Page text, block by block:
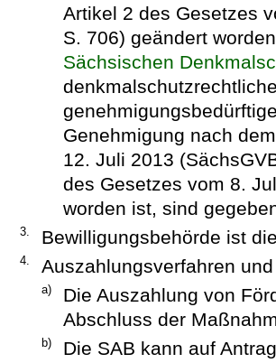
Artikel 2 des Gesetzes
S. 706) geändert
Sächsischen
Genehmigung nach
12. Juli 2013
des Gesetzes vom 8.
worden ist, sind
3. Bewilligungsbehörde ist
4. Auszahlungsverfahren
a)
Die Auszahlung von
Abschluss der
b) Die SAB kann auf